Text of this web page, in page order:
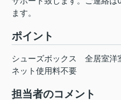
ます。
ポイント
シューズボックス 全居室洋
ネット使用料不要
担当者のコメント